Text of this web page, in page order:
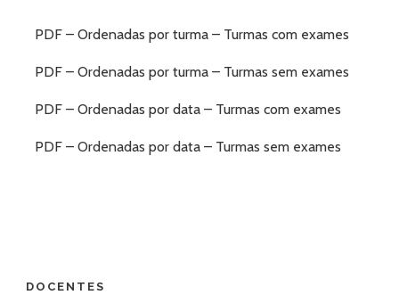
PDF – Ordenadas por turma – Turmas com exames
PDF – Ordenadas por turma – Turmas sem exames
PDF – Ordenadas por data – Turmas com exames
PDF – Ordenadas por data – Turmas sem exames
DOCENTES